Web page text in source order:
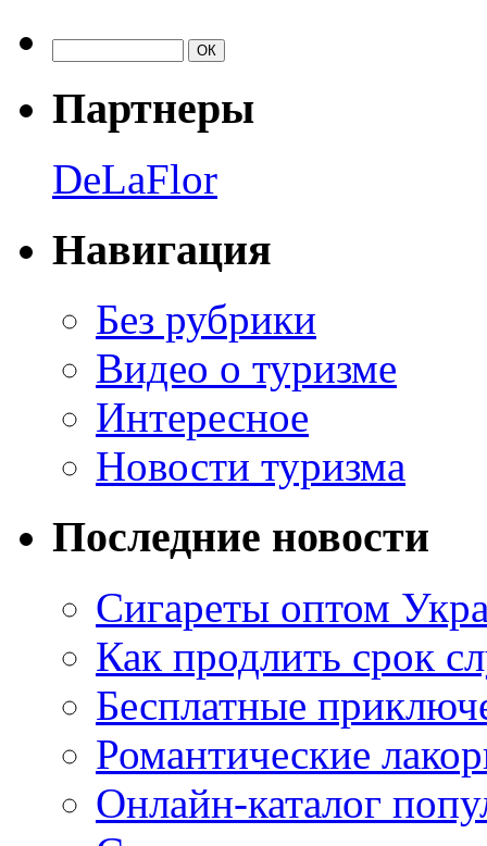
Партнеры
DeLaFlor
Навигация
Без рубрики
Видео о туризме
Интересное
Новости туризма
Последние новости
Сигареты оптом
Как продлить срок
Бесплатные
Романтические
Онлайн-каталог